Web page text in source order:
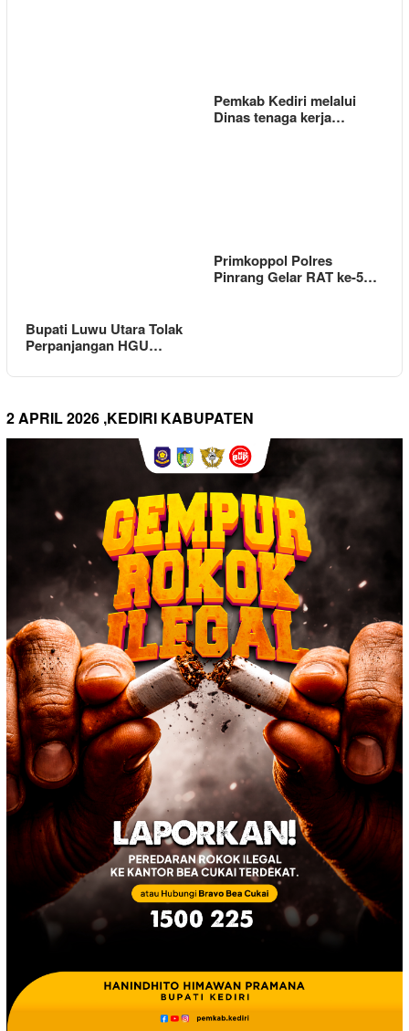
Pemkab Kediri melalui
Dinas tenaga kerja…
Bupati Luwu Utara Tolak
Perpanjangan HGU…
Primkoppol Polres
Pinrang Gelar RAT ke-5…
2 APRIL 2026 ,KEDIRI KABUPATEN